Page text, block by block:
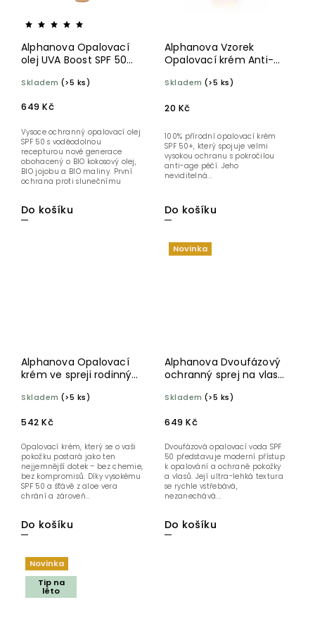
Alphanova Opalovací
olej UVA Boost SPF 50
Skladem (>5 ks)
649 Kč
Do košíku
Vysoce ochranný opalovací olej
SPF 50 s voděodolnou
recepturou nové generace
obohacený o BIO kokosový olej,
BIO jojobu a BIO maliny. První
ochrana proti slunečnímu
Alphanova Vzorek
Opalovací krém Anti-
Skladem (>5 ks)
20 Kč
Do košíku
100% přírodní opalovací krém
SPF 50+, který spojuje velmi
vysokou ochranu s pokročilou
anti-age péčí. Jeho
neviditelná...
Alphanova Opalovací
krém ve spreji rodinný
Skladem (>5 ks)
542 Kč
Do košíku
Opalovací krém, který se o vaši
pokožku postará jako ten
nejjemnější dotek – bez chemie,
bez kompromisů. Díky vysokému
SPF 50 a šťávě z aloe vera
chrání a zároveň...
Novinka
Alphanova Dvoufázový
ochranný sprej na vlasy
Skladem (>5 ks)
649 Kč
Do košíku
Dvoufázová opalovací voda SPF
50 představuje moderní přístup
k opalování a ochraně pokožky
a vlasů. Její ultra-lehká textura
se rychle vstřebává,
nezanechává...
Novinka
Tip na
léto